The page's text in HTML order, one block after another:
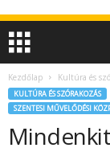
Kezdőlap Kultúra és
KULTÚRA ÉS SZÓRAKOZÁS
SZENTESI MŰVELŐDÉSI